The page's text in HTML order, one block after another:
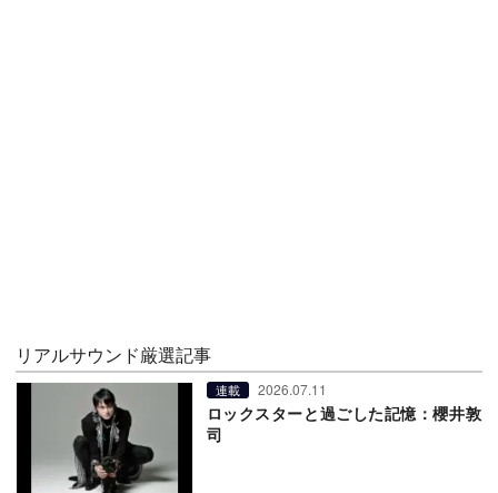
リアルサウンド厳選記事
連載 2026.07.11
ロックスターと過ごした記憶：櫻井敦
司